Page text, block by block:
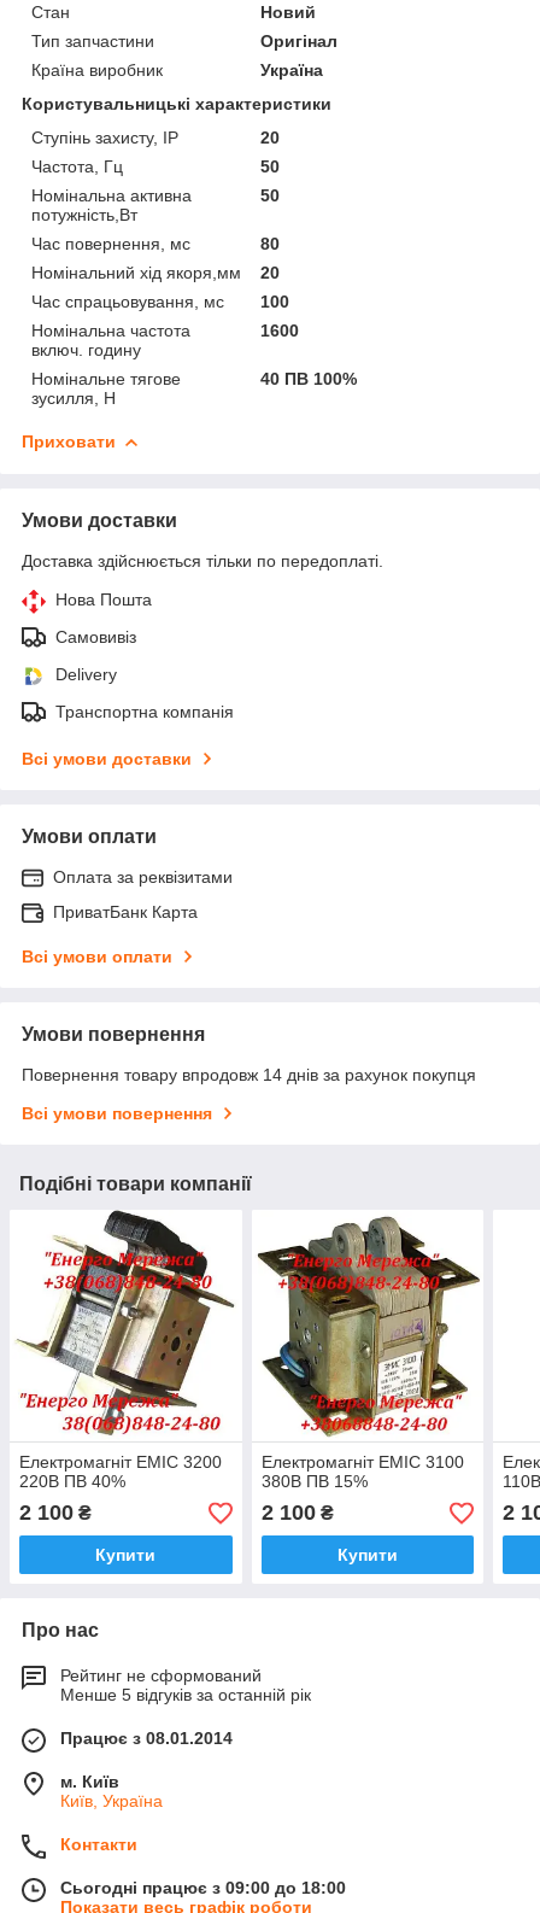
Стан
Новий
Тип запчастини
Оригінал
Країна виробник
Україна
Користувальницькі характеристики
Ступінь захисту, IP
20
Частота, Гц
50
Номінальна активна
потужність,Вт
50
Час повернення, мс
80
Номінальний хід якоря,мм
20
Час спрацьовування, мс
100
Номінальна частота
включ. годину
1600
Номінальне тягове
зусилля, Н
40 ПВ 100%
Приховати
Умови доставки
Доставка здійснюється тільки по передоплаті.
Нова Пошта
Самовивіз
Delivery
Транспортна компанія
Всі умови доставки
Умови оплати
Оплата за реквізитами
ПриватБанк Карта
Всі умови оплати
Умови повернення
Повернення товару впродовж 14 днів за рахунок покупця
Всі умови повернення
Подібні товари компанії
Електромагніт ЕМІС 3200
220В ПВ 40%
2 100 ₴
Купити
Електромагніт ЕМІС 3100
380В ПВ 15%
2 100₴
Купити
2
Про нас
Рейтинг не сформований
Менше 5 відгуків за останній рік
Працює з 08.01.2014
м. Київ
Київ, Україна
Контакти
Сьогодні працює з 09:00 до 18:00
Показати весь графік роботи